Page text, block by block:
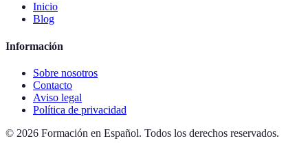
Inicio
Blog
Información
Sobre nosotros
Contacto
Aviso legal
Política de privacidad
© 2026 Formación en Español. Todos los derechos reservados.